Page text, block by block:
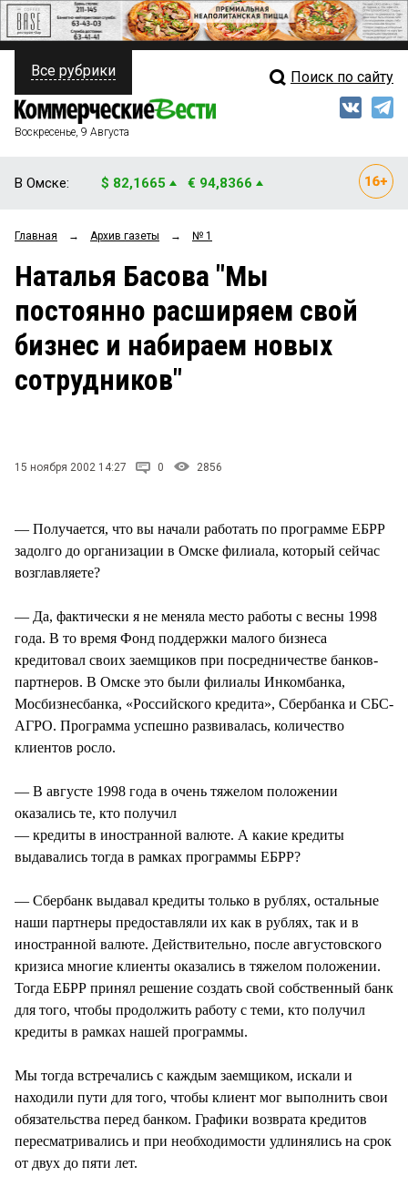
ПОЛИТИКА
ФИНАНСЫ
ОБЩЕСТВО
ЗАКОН
НОВОСТИ КОМПАНИЙ
Свежий выпуск
Рейтинги
Блоги
Архив
Все рубрики Поиск по сайту
Воскресенье, 9 Августа
В Омске: $ 82,1665 € 94,8366
Главная → Архив газеты → № 1
Наталья Басова "Мы
постоянно расширяем свой
бизнес и набираем новых
сотрудников"
15 ноября 2002 14:27 0 2856
— Получается, что вы начали работать по программе ЕБРР
задолго до организации в Омске филиала, который сейчас
возглавляете?
— Да, фактически я не меняла место работы с весны 1998
года. В то время Фонд поддержки малого бизнеса
кредитовал своих заемщиков при посредничестве банков-
партнеров. В Омске это были филиалы Инкомбанка,
Мосбизнесбанка, «Российского кредита», Сбербанка и СБС-
АГРО. Программа успешно развивалась, количество
клиентов росло.
— В августе 1998 года в очень тяжелом положении
оказались те, кто получил
— кредиты в иностранной валюте. А какие кредиты
выдавались тогда в рамках программы ЕБРР?
— Сбербанк выдавал кредиты только в рублях, остальные
наши партнеры предоставляли их как в рублях, так и в
иностранной валюте. Действительно, после августовского
кризиса многие клиенты оказались в тяжелом положении.
Тогда ЕБРР принял решение создать свой собственный банк
для того, чтобы продолжить работу с теми, кто получил
кредиты в рамках нашей программы.
Мы тогда встречались с каждым заемщиком, искали и
находили пути для того, чтобы клиент мог выполнить свои
обязательства перед банком. Графики возврата кредитов
пересматривались и при необходимости удлинялись на срок
от двух до пяти лет.